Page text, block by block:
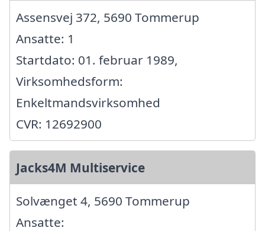
Assensvej 372, 5690 Tommerup
Ansatte: 1
Startdato: 01. februar 1989,
Virksomhedsform:
Enkeltmandsvirksomhed
CVR: 12692900
Jacks4M Multiservice
Solvænget 4, 5690 Tommerup
Ansatte: